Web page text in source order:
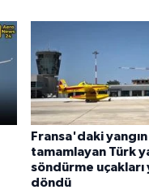
Fransa'daki
tamamlayan Türk
söndürme uçakları
döndü